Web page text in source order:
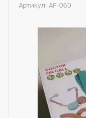
Артикул: AF-060